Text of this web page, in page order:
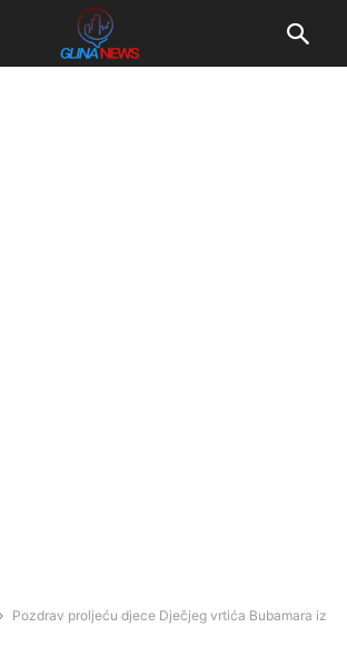
Pozdrav proljeću djece Dječjeg vrtića Bubamara iz